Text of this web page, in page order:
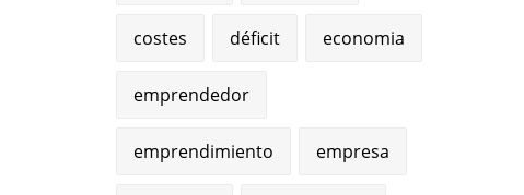
costes déficit economia
emprendedor
emprendimiento empresa